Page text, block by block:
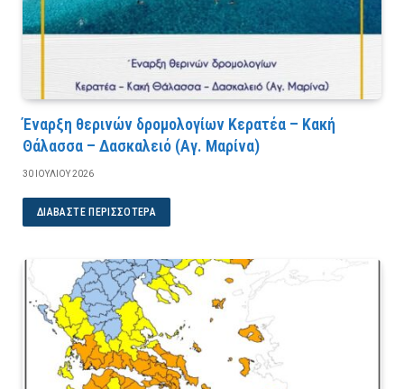
Έναρξη θερινών δρομολογίων Κερατέα – Κακή
Θάλασσα – Δασκαλειό (Αγ. Μαρίνα)
30 ΙΟΥΛΊΟΥ 2026
ΔΙΑΒΆΣΤΕ ΠΕΡΙΣΣΌΤΕΡΑ